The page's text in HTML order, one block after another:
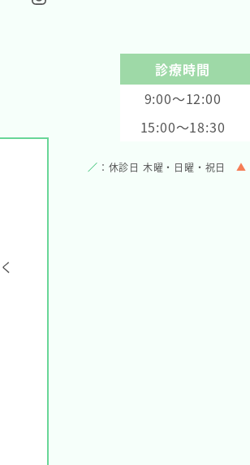
く
診療時間
9:00～12:00
15:00～18:30
／ ：休診日 木曜・日曜・祝日▲